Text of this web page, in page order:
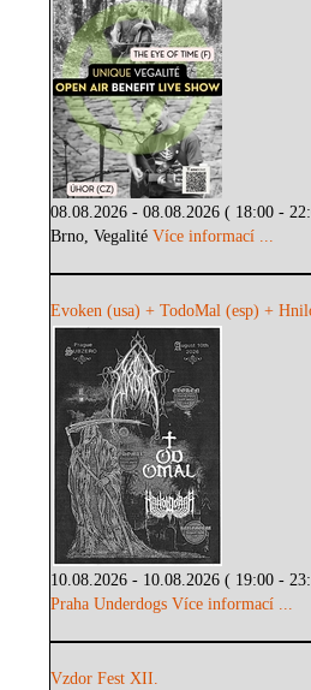
08.08.2026 - 08.08.2026 ( 18:00 -
Brno, VegalitéVíce informací ...
Evoken (usa) + TodoMal (esp) +
10.08.2026 - 10.08.2026 ( 19:00 -
Praha Underdogs Více informací ...
Vzdor Fest XII.